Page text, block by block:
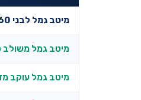
מיטב גמל לבני 60 ומעלה
מיטב גמל משולב
מיטב גמל עוקב